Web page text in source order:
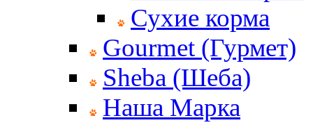
Сухие корма
Gourmet (Гурмет)
Sheba (Шеба)
Наша Марка